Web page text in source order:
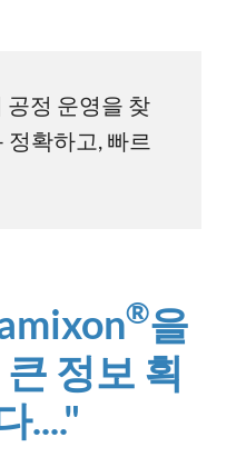
공정 운영을 찾
정확하고, 빠르
®을
정보 획
...."